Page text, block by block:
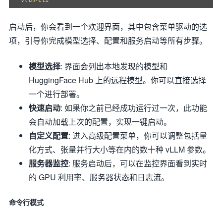
启动后，你会看到一个欢迎界面，其中包含菜单驱动的选
项，引导你完成模型选择、配置和服务启动等所有步骤。
模型选择: 界面会列出本地发现的模型和
HuggingFace Hub 上的远程模型。你可以直接选择
一个进行部署。
快速启动: 如果你之前已经成功运行过一次，此功能
会自动加载上次的配置，实现一键启动。
自定义配置: 进入高级配置菜单，你可以调整包括量
化方式、张量并行大小等在内的数十种 vLLM 参数。
服务器监控: 服务启动后，可以在监控界面看到实时
的 GPU 利用率、服务器状态和日志流。
命令行模式